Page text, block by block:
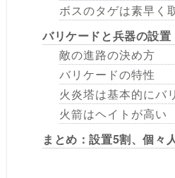
ボスのタゲは素早く
バリケードと兵器の設置
敵の進路の決め方
バリケードの特性
火炎塔は基本的にバ
火箭はヘイトが高い
まとめ：設置5割、個々